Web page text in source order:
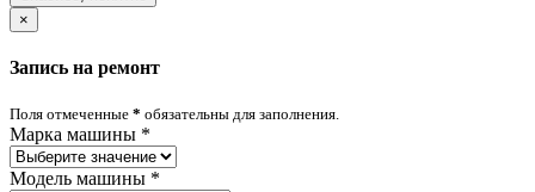
×
Запись на ремонт
Поля отмеченные * обязательны для заполнения.
Марка машины *
Модель машины *